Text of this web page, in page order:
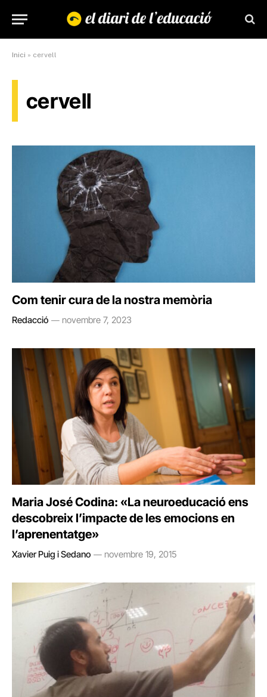
Inici » cervell
cervell
Com tenir cura de la nostra memòria
Redacció novembre 7, 2023
Maria José Codina: «La neuroeducació ens
descobreix l’impacte de les emocions en
l’aprenentatge»
Xavier Puig i Sedano novembre 19, 2015